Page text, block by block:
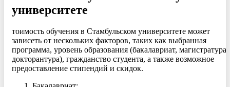
университете
тоимость обучения в Стамбульском университете может
зависеть от нескольких факторов, таких как выбранная
программа, уровень образования (бакалавриат, магистратура,
докторантура), гражданство студента, а также возможное
предоставление стипендий и скидок.